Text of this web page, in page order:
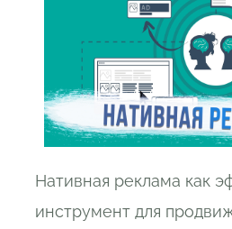
Нативная реклама как
инструмент для